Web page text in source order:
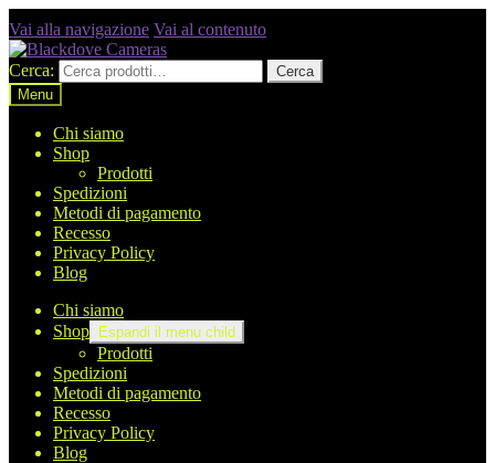
Vai alla navigazione Vai al contenuto
Cerca:
Cerca
Menu
Chi siamo
Shop
Prodotti
Spedizioni
Metodi di pagamento
Recesso
Privacy Policy
Blog
Chi siamo
Shop
Espandi il menu child
Prodotti
Spedizioni
Metodi di pagamento
Recesso
Privacy Policy
Blog